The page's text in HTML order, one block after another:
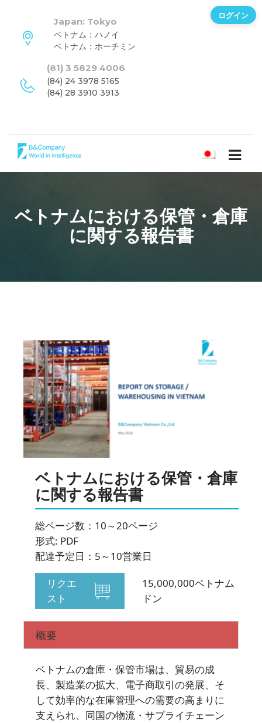
Japan: Tokyo
ベトナム：ハノイ
ベトナム：ホーチミン
(81) 3 5829 4006
(84) 24 3978 5165
(84) 28 3910 3913
日本語
ベトナムにおける保管・倉庫
に関する報告書
ベトナムにおける保管・倉庫
に関する報告書
総ページ数：10～20ページ
形式: PDF
配達予定日：5～10営業日
リクエ
スト
15,000,000ベトナム
ドン
概要
ベトナムの倉庫・保管市場は、貿易の成
長、製造業の拡大、電子商取引の発展、そ
して効率的な在庫管理への需要の高まりに
支えられ、同国の物流・サプライチェーン
ログイン